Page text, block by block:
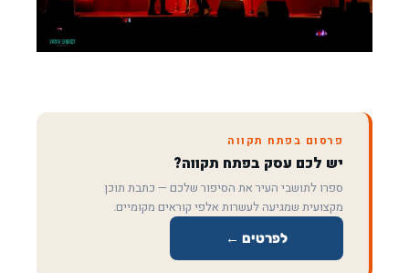
פרסום בפתח תקווה
יש לכם עסק בפתח תקווה?
ספרו לתושבי העיר את הסיפור שלכם — כתבת תוכן
מקצועית שמגיעה לעשרות אלפי קוראים מקומיים.
לפרטים ←